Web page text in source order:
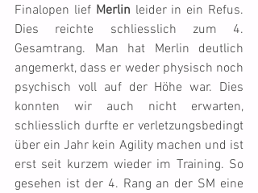
Finalopen lief Merlin leider in ein Refus.
Dies reichte schliesslich zum 4.
Gesamtrang. Man hat Merlin deutlich
angemerkt, dass er weder physisch noch
psychisch voll auf der Höhe war. Dies
konnten wir auch nicht erwarten,
schliesslich durfte er verletzungsbedingt
über ein Jahr kein Agility machen und ist
erst seit kurzem wieder im Training. So
gesehen ist der 4. Rang an der SM eine